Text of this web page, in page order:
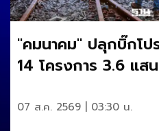
"คมนาคม" ปลุกบิ๊กโป
14 โครงการ 3.6 แส
07 ส.ค. 2569 | 03:30 น.